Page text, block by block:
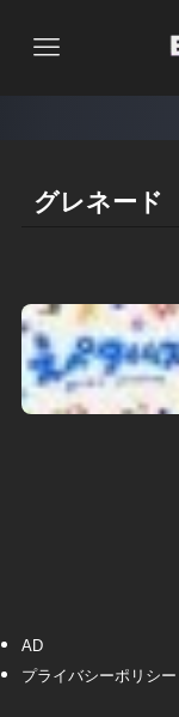
グレネード
AD
プライバシーポリシー